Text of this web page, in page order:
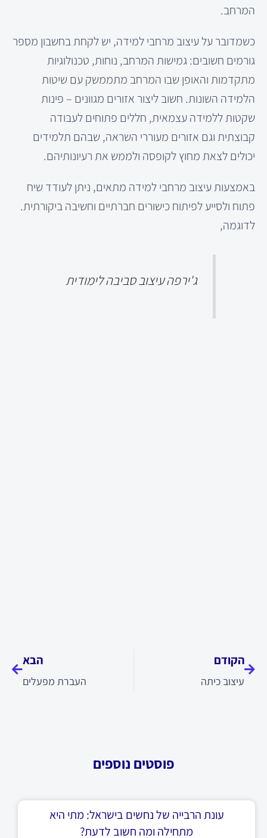
המרחב.
כשמדובר על עיצוב מרחבי למידה, יש לקחת בחשבון מספר
גורמים חשובים: גמישות המרחב, נוחות, טכנולוגיות
מתקדמות והאופן שבו המרחב מתממשק עם שיטות
הלמידה השונות. חשוב ליצור אזורים מגוונים – פינות
שקטות ללמידה עצמאית, חללים פתוחים לעבודה
קבוצתית וגם אזורים מעוררי השראה, שבהם תלמידים
יכולים לצאת מחוץ לקופסה ולממש את רעיונותיהם.
באמצעות עיצוב מרחבי למידה מתאים, ניתן לעודד שיח
פתוח ולסייע לפיתוח כישורים חברתיים וחשיבה ביקורתית.
לדוגמה,
ג'ירפה עיצוב סביבה לימודית
הקודם
עיצוב כיתה
הבא
העברת מפעלים
פוסטים נוספים
עונת הרבייה של נחשים בישראל: מתי היא
מתחילה ומה חשוב לדעת?